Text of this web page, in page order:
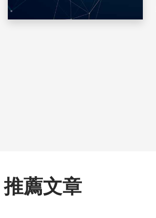
推薦文章